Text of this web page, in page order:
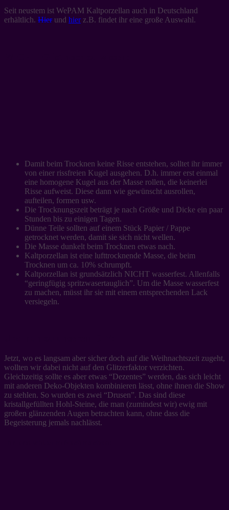
Seit neustem ist WePAM Kaltporzellan auch in Deutschland
erhältlich. Hierund hierz.B. findet ihr eine große Auswahl.
Damit beim Trocknen keine Risse entstehen, solltet ihr immer
von einer rissfreien Kugel ausgehen. D.h. immer erst einmal
eine homogene Kugel aus der Masse rollen, die keinerlei
Risse aufweist. Diese dann wie gewünscht ausrollen,
aufteilen, formen usw.
Die Trocknungszeit beträgt je nach Größe und Dicke ein paar
Stunden bis zu einigen Tagen.
Dünne Teile sollten auf einem Stück Papier / Pappe
getrocknet werden, damit sie sich nicht wellen.
Die Masse dunkelt beim Trocknen etwas nach.
Kaltporzellan ist eine lufttrocknende Masse, die beim
Trocknen um ca. 10% schrumpft.
Kaltporzellan ist grundsätzlich NICHT wasserfest. Allenfalls
“geringfügig spritzwasertauglich”. Um die Masse wasserfest
zu machen, müsst ihr sie mit einem entsprechenden Lack
versiegeln.
Jetzt, wo es langsam aber sicher doch auf die Weihnachtszeit zugeht,
wollten wir dabei nicht auf den Glitzerfaktor verzichten.
Gleichzeitig sollte es aber etwas “Dezentes” werden, das sich leicht
mit anderen Deko-Objekten kombinieren lässt, ohne ihnen die Show
zu stehlen. So wurden es zwei “Drusen”. Das sind diese
kristallgefüllten Hohl-Steine, die man (zumindest wir) ewig mit
großen glänzenden Augen betrachten kann, ohne dass die
Begeisterung jemals nachlässt.